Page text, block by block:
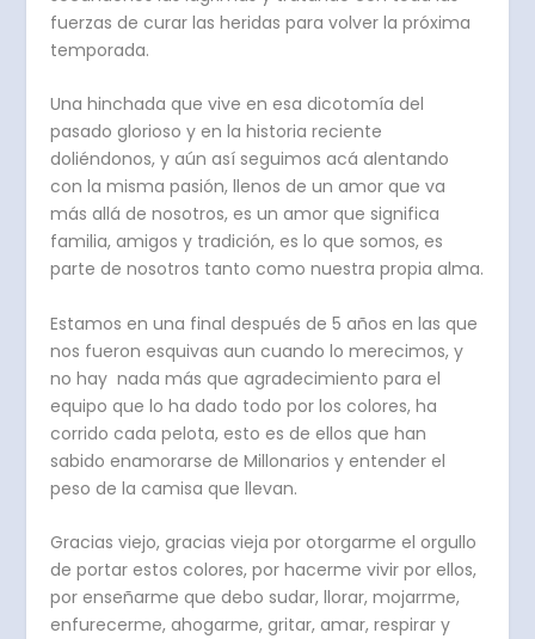
fuerzas de curar las heridas para volver la próxima
temporada.
Una hinchada que vive en esa dicotomía del
pasado glorioso y en la historia reciente
doliéndonos, y aún así seguimos acá alentando
con la misma pasión, llenos de un amor que va
más allá de nosotros, es un amor que significa
familia, amigos y tradición, es lo que somos, es
parte de nosotros tanto como nuestra propia alma.
Estamos en una final después de 5 años en las que
nos fueron esquivas aun cuando lo merecimos, y
no hay nada más que agradecimiento para el
equipo que lo ha dado todo por los colores, ha
corrido cada pelota, esto es de ellos que han
sabido enamorarse de Millonarios y entender el
peso de la camisa que llevan.
Gracias viejo, gracias vieja por otorgarme el orgullo
de portar estos colores, por hacerme vivir por ellos,
por enseñarme que debo sudar, llorar, mojarrme,
enfurecerme, ahogarme, gritar, amar, respirar y